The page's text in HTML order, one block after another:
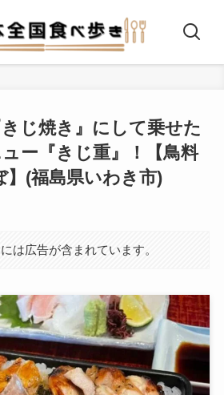
じ焼き』にして乗せた
ー『きじ重』！【鳥料
】(福島県いわき市)
は広告が含まれています。